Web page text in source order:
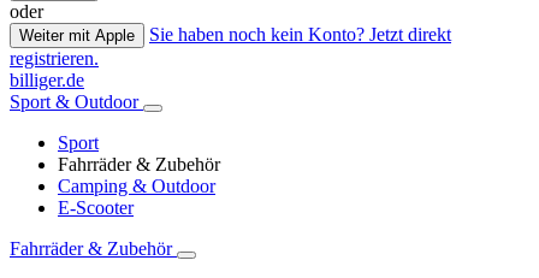
oder
Weiter mit Apple
Sie haben noch kein Konto? Jetzt direkt
registrieren.
billiger.de
Sport & Outdoor
Sport
Fahrräder & Zubehör
Camping & Outdoor
E-Scooter
Fahrräder & Zubehör